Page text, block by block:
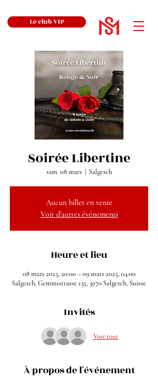
Le club VIP
Soirée Libertine
sam. 08 mars Salgesch
Aucun billet en vente
Voir d'autres événements
Heure et lieu
08 mars 2025, 20:00 – 09 mars 2025, 04:00
Salgesch, Gemmistrasse 135, 3970 Salgesch, Suisse
Invités
Voir tout
À propos de l'événement